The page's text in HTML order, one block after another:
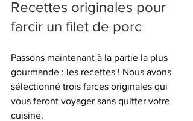
Recettes originales pour
farcir un filet de porc
Passons maintenant à la partie la plus
gourmande : les recettes ! Nous avons
sélectionné trois farces originales qui
vous feront voyager sans quitter votre
cuisine.